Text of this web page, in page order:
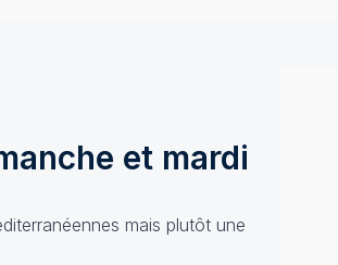
et mardi
mais plutôt une